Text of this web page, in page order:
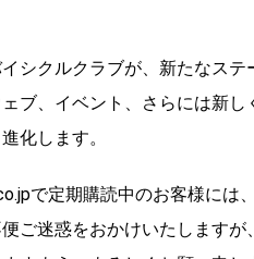
シクルクラブが、新たなス
ブ、イベント、さらには新
化します。
で定期購読中のお客様には
ご迷惑をおかけいたしますが